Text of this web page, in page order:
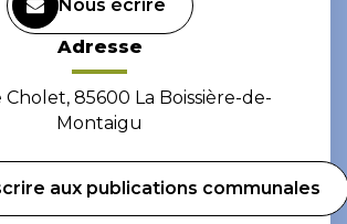
Nous écrire
Adresse
85600 La Boissière-de-
Montaigu
aux publications communales